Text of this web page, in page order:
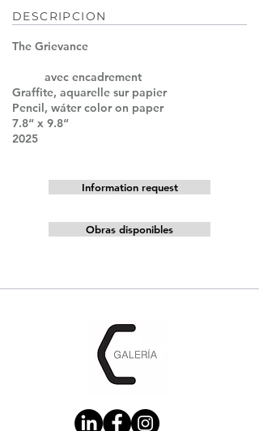
DESCRIPCION
The Grievance
avec encadrement
Graffite, aquarelle sur papier
Pencil, wáter color on paper
7.8“ x 9.8“
2025
Information request
Obras disponibles